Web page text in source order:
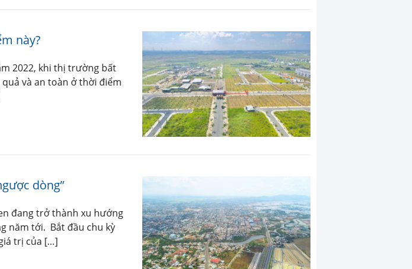
này?
2022, khi thị trường bất
và an toàn ở thời điểm
dòng”
đang trở thành xu hướng
năm tới. Bắt đầu chu kỳ
trị của […]